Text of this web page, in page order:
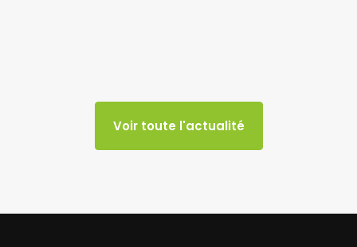
Voir toute l'actualité